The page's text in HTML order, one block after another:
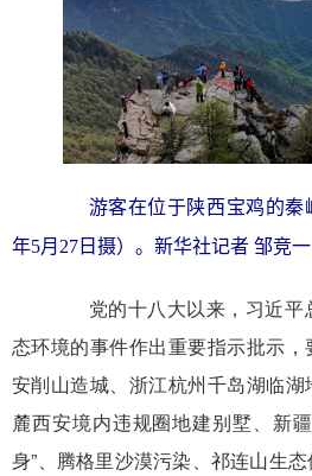
游客在位于陕西宝鸡的秦
年5月27日摄）。新华社记者 邹竞
党的十八大以来，习近平
态环境的事件作出重要指示批示
安削山造城、浙江杭州千岛湖临
麓西安境内违规圈地建别墅、新
身”、腾格里沙漠污染、祁连山生态